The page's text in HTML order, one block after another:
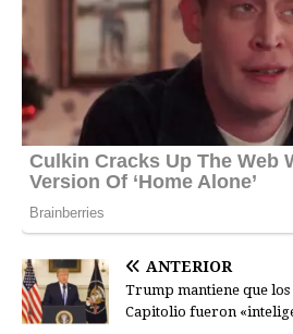
ANTERIOR
Trump mantiene que los
Capitolio fueron